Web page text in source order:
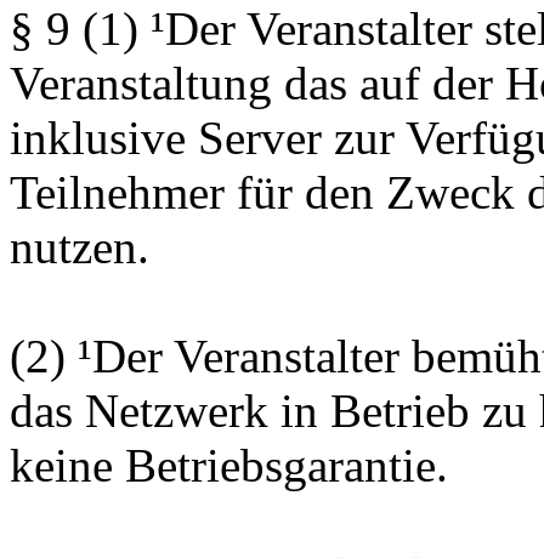
§ 9 (1) ¹Der Veranstalter
Veranstaltung das auf der
inklusive Server zur
Teilnehmer für den Zweck
nutzen.
(2) ¹Der Veranstalter
das Netzwerk in Betrieb zu
keine Betriebsgarantie.